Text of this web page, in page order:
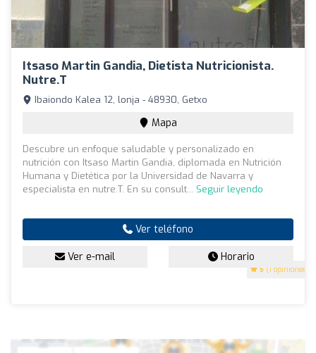
Itsaso Martin Gandia, Dietista Nutricionista.
Nutre.T
5 (1 opiniones)
Ibaiondo Kalea 12, lonja - 48930, Getxo
Mapa
Descubre un enfoque saludable y personalizado en
nutrición con Itsaso Martin Gandia, diplomada en Nutrición
Humana y Dietética por la Universidad de Navarra y
especialista en nutre.T. En su consult... Seguir leyendo
Ver teléfono
Ver e-mail Horario